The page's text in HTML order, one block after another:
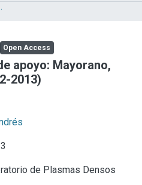
Apoyo
Open Access
apoyo: Mayorano,
2013)
de Plasmas Densos